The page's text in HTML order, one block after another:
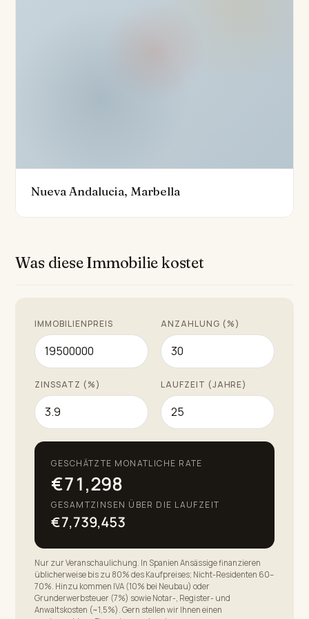
Diese Villa kombiniert mit erstklassiger Nähe zu
internationalen Schulen, gehobenen Restaurants,
Boutiquen, Puerto Banus und wichtigen
Wohlbefinden und Lebensstil. Sein ausgezeichneter
begehrtesten Adressen der Costa del Sol.
Nueva Andalucia, Marbella
Was diese Immobilie kostet
IMMOBILIENPREIS ANZAHLUNG (%)
ZINSSATZ (%) LAUFZEIT (JAHRE)
GESCHÄTZTE MONATLICHE RATE
€71,298
GESAMTZINSEN ÜBER DIE LAUFZEIT
€7,739,453
Nur zur Veranschaulichung. In Spanien Ansässige finanzieren
üblicherweise bis zu 80% des Kaufpreises; Nicht-Residenten 60–
70%. Hinzu kommen IVA (10% bei Neubau) oder
Grunderwerbsteuer (7%) sowie Notar-, Register- und
Anwaltskosten (~1,5%). Gern stellen wir Ihnen einen